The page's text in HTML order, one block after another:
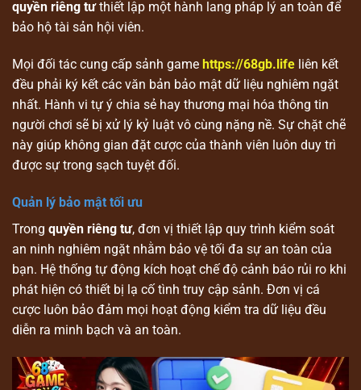
quyền riêng tưthiết lập một hành lang pháp lý an toàn để
bảo hộ tài sản hội viên.
Mọi đối tác cung cấp sảnh game https://68gb.life liên kết
đều phải ký kết các văn bản bảo mật dữ liệu nghiêm ngặt
nhất. Hành vi tự ý chia sẻ hay thương mại hóa thông tin
người chơi sẽ bị xử lý kỷ luật vô cùng nặng nề. Sự chặt chẽ
này giúp không gian đặt cược của thành viên luôn duy trì
được sự trong sạch tuyệt đối.
Quản lý bảo mật tối ưu
Trong quyền riêng tư, đơn vị thiết lập quy trình kiểm soát
an ninh nghiêm ngặt nhằm bảo vệ tối đa sự an toàn của
bạn. Hệ thống tự động kích hoạt chế độ cảnh báo rủi ro khi
phát hiện có thiết bị lạ cố tình truy cập sảnh. Đơn vị cá
cược luôn bảo đảm mọi hoạt động kiểm tra dữ liệu đều
diễn ra minh bạch và an toàn.